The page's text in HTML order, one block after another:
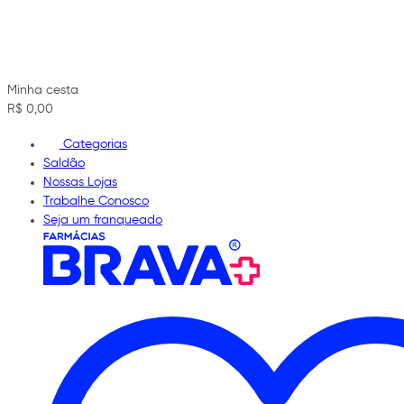
Minha cesta
R$ 0,00
Categorias
Saldão
Nossas Lojas
Trabalhe Conosco
Seja um franqueado